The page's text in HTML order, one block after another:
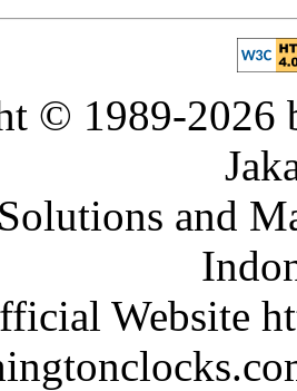
© 1989-2026
and
Website